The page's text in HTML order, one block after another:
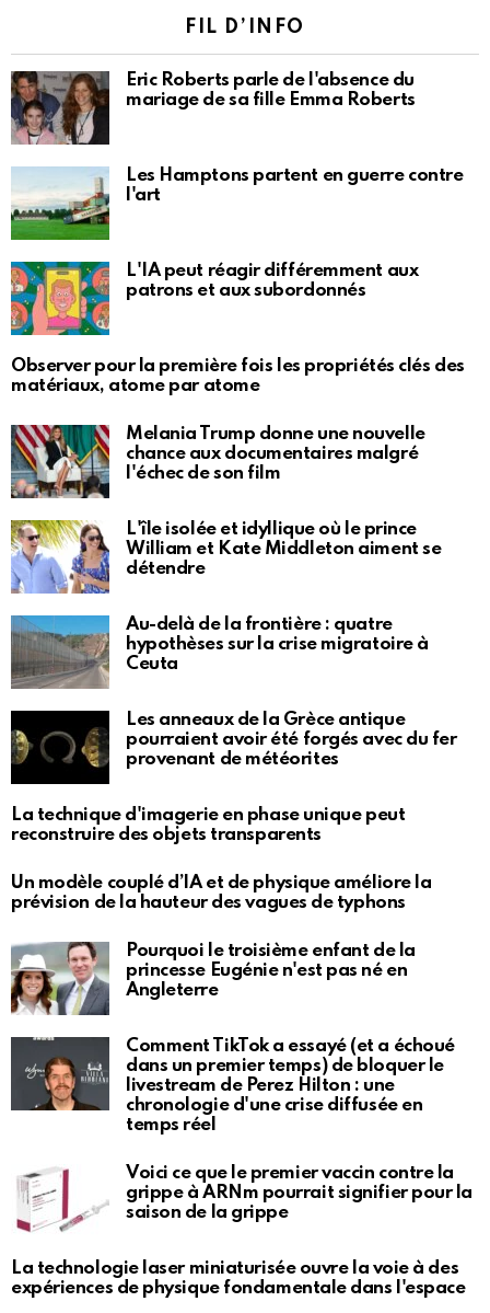
FIL D’INFO
Eric Roberts parle de l'absence du
mariage de sa fille Emma Roberts
Les Hamptons partent en guerre contre
l'art
L'IA peut réagir différemment aux
patrons et aux subordonnés
Observer pour la première fois les propriétés clés des
matériaux, atome par atome
Melania Trump donne une nouvelle
chance aux documentaires malgré
l'échec de son film
L'île isolée et idyllique où le prince
William et Kate Middleton aiment se
détendre
Au-delà de la frontière : quatre
hypothèses sur la crise migratoire à
Ceuta
Les anneaux de la Grèce antique
pourraient avoir été forgés avec du fer
provenant de météorites
La technique d'imagerie en phase unique peut
reconstruire des objets transparents
Un modèle couplé d’IA et de physique améliore la
prévision de la hauteur des vagues de typhons
Pourquoi le troisième enfant de la
princesse Eugénie n'est pas né en
Angleterre
Comment TikTok a essayé (et a échoué
dans un premier temps) de bloquer le
livestream de Perez Hilton : une
chronologie d'une crise diffusée en
temps réel
Voici ce que le premier vaccin contre la
grippe à ARNm pourrait signifier pour la
saison de la grippe
La technologie laser miniaturisée ouvre la voie à des
expériences de physique fondamentale dans l'espace